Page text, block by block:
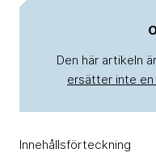
Den här artikeln
ersätter inte
Innehållsförteckning